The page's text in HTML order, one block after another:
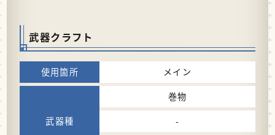
武器クラフト
メイン
巻物
-